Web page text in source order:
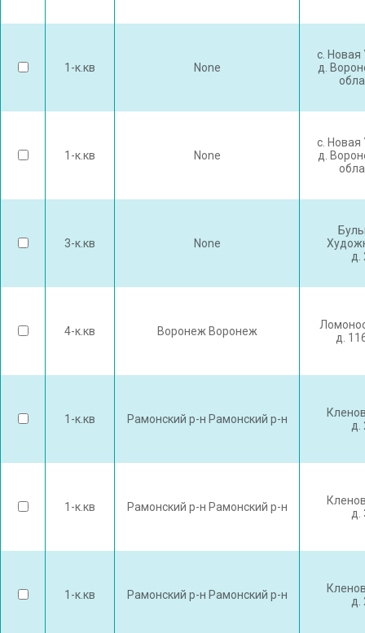
1-к.кв None
с. Новая
д.
1-к.кв None
с. Новая
д.
3-к.кв None
д.
4-к.кв Воронеж Воронеж
д.
1-к.кв Рамонский р-н Рамонский р-н
д.
1-к.кв Рамонский р-н Рамонский р-н
д.
1-к.кв Рамонский р-н Рамонский р-н
д.